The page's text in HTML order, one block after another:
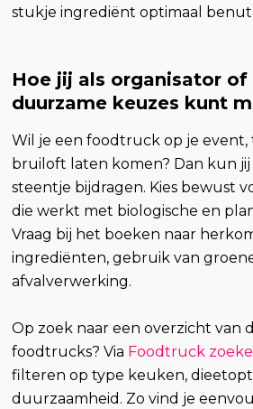
stukje ingrediënt optimaal
Hoe jij als organisator of
duurzame keuzes kunt
Wil je een foodtruck op je
bruiloft laten komen? Dan kun
steentje bijdragen. Kies bewust
die werkt met biologische en
Vraag bij het boeken naar
ingrediënten, gebruik van
afvalverwerking.
Op zoek naar een overzicht van
foodtrucks? Via Foodtruck
filteren op type keuken,
duurzaamheid. Zo vind je